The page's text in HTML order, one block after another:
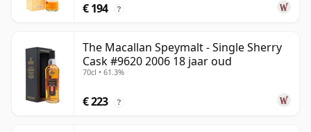
€ 194 ?
The Macallan Speymalt - Single Sherry
Cask #9620 2006 18 jaar oud
70cl • 61.3%
€ 223 ?